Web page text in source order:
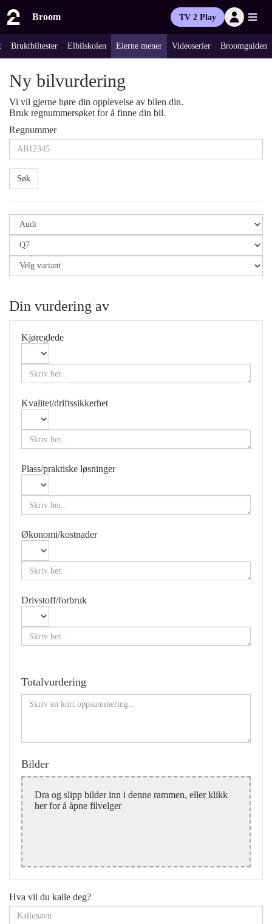
Broom TV 2 Play
Bruktbiltester Elbilskolen Eierne mener Videoserier Broomguiden
Ny bilvurdering
Vi vil gjerne høre din opplevelse av bilen din.
Bruk regnummersøket for å finne din bil.
Regnummer
Søk
Din vurdering av
Kjøreglede
Kvalitet/driftssikkerhet
Plass/praktiske løsninger
Økonomi/kostnader
Drivstoff/forbruk
Totalvurdering
Bilder
Dra og slipp bilder inn i denne rammen, eller klikk
her for å åpne filvelger
Hva vil du kalle deg?